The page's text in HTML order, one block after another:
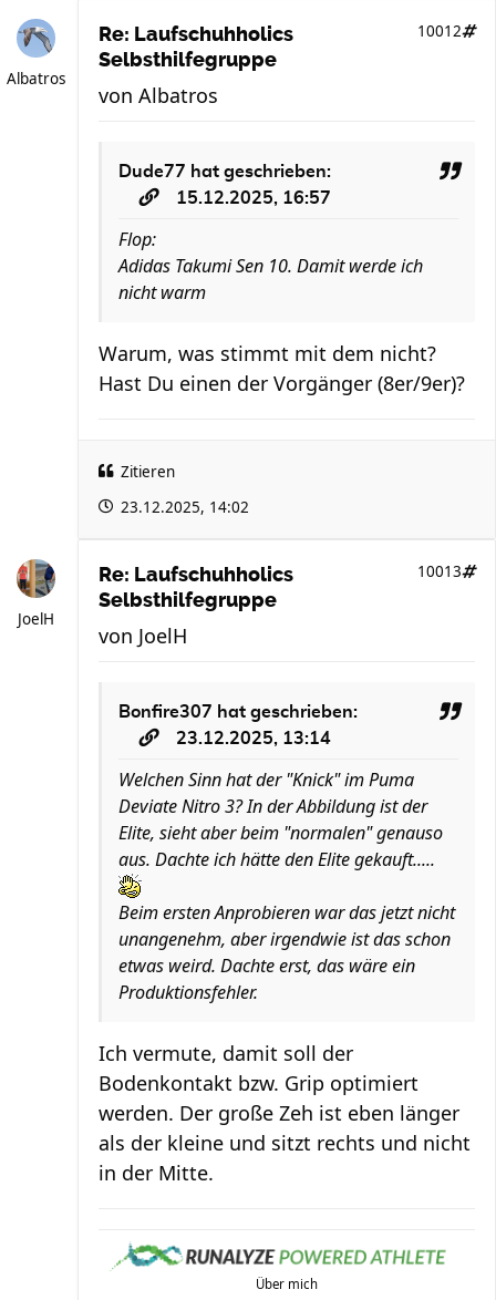
Albatros
Re: Laufschuhholics
Selbsthilfegruppe
10012
von Albatros
Dude77 hat geschrieben:
15.12.2025, 16:57
Flop:
Adidas Takumi Sen 10. Damit werde ich
nicht warm
Warum, was stimmt mit dem nicht?
Hast Du einen der Vorgänger (8er/9er)?
Zitieren
23.12.2025, 14:02
JoelH
Re: Laufschuhholics
Selbsthilfegruppe
10013
von JoelH
Bonfire307 hat geschrieben:
23.12.2025, 13:14
Welchen Sinn hat der "Knick" im Puma
Deviate Nitro 3? In der Abbildung ist der
Elite, sieht aber beim "normalen" genauso
aus. Dachte ich hätte den Elite gekauft.....
Beim ersten Anprobieren war das jetzt nicht
unangenehm, aber irgendwie ist das schon
etwas weird. Dachte erst, das wäre ein
Produktionsfehler.
Ich vermute, damit soll der
Bodenkontakt bzw. Grip optimiert
werden. Der große Zeh ist eben länger
als der kleine und sitzt rechts und nicht
in der Mitte.
Über mich